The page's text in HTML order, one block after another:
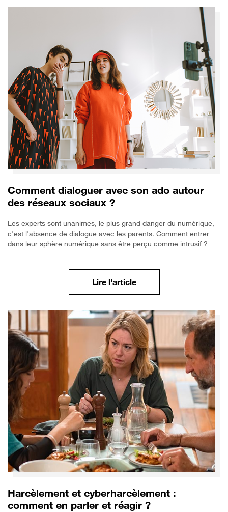
Comment dialoguer avec son ado autour
des réseaux sociaux ?
Les experts sont unanimes, le plus grand danger du numérique,
c'est l'absence de dialogue avec les parents. Comment entrer
dans leur sphère numérique sans être perçu comme intrusif ?
Lire l'articleDécouvrir les conseils
Harcèlement et cyberharcèlement :
comment en parler et réagir ?